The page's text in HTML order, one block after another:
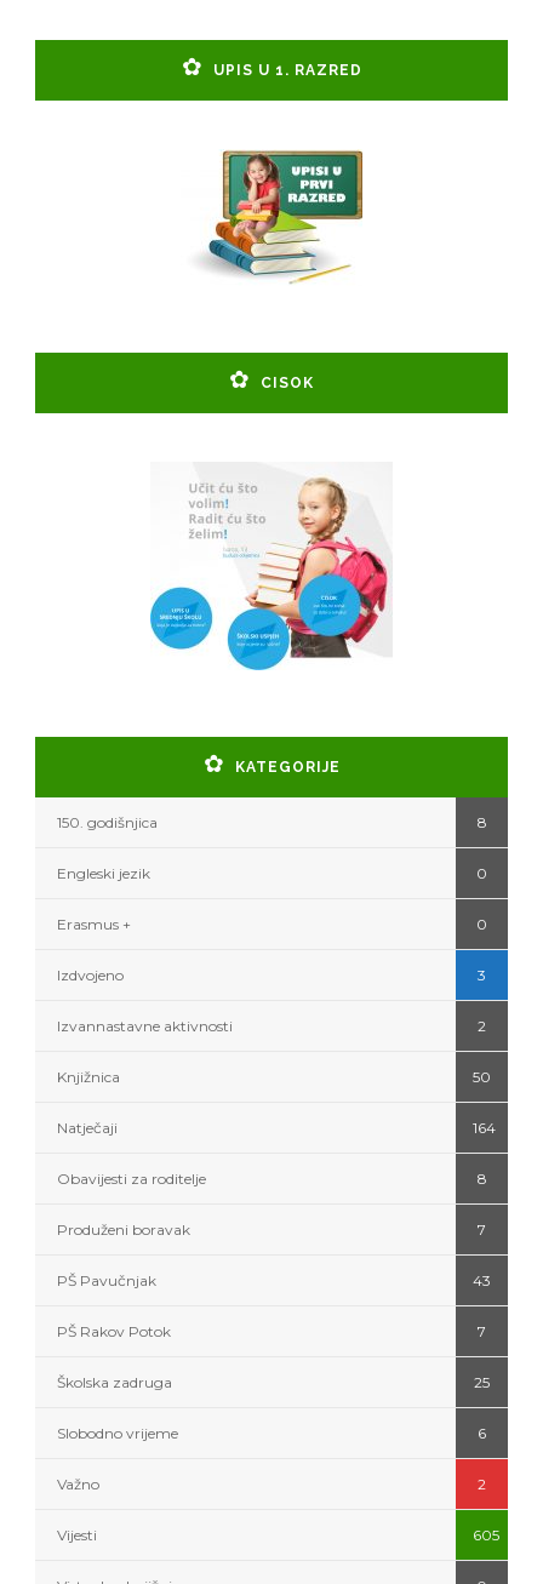
UPIS U 1. RAZRED
CISOK
KATEGORIJE
150. godišnjica 8
Engleski jezik 0
Erasmus + 0
Izdvojeno 3
Izvannastavne aktivnosti 2
Knjižnica 50
Natječaji 164
Obavijesti za roditelje 8
Produženi boravak 7
PŠ Pavučnjak 43
PŠ Rakov Potok 7
Školska zadruga 25
Slobodno vrijeme 6
Važno 2
Vijesti 605